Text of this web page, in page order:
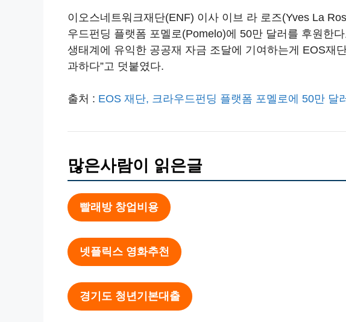
이오스네트워크재단(ENF) 이사 이브 라 로즈(Yves La
우드펀딩 플랫폼 포멜로(Pomelo)에 50만 달러를 후원한
생태계에 유익한 공공재 자금 조달에 기여하는게 EOS재
과하다”고 덧붙였다.
출처 : EOS 재단, 크라우드펀딩 플랫폼 포멜로에 50만 달
많은사람이 읽은글
빨래방 창업비용
넷플릭스 영화추천
경기도 청년기본대출